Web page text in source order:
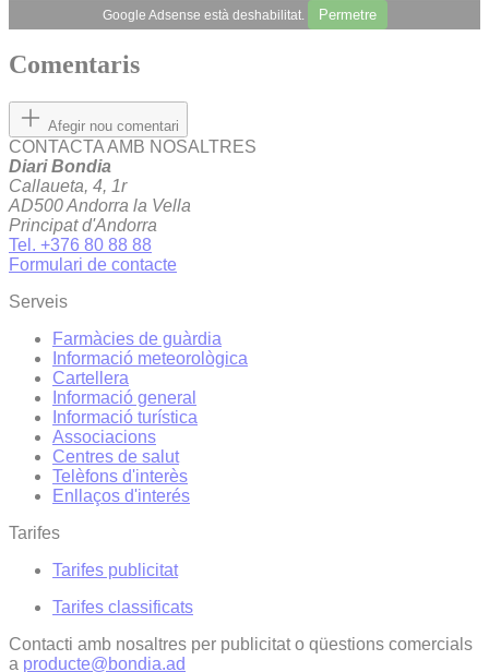
Google Adsense està deshabilitat. Permetre
Comentaris
Afegir nou comentari
CONTACTA AMB NOSALTRES
Diari Bondia
Callaueta, 4, 1r
AD500 Andorra la Vella
Principat d'Andorra
Tel. +376 80 88 88
Formulari de contacte
Serveis
Farmàcies de guàrdia
Informació meteorològica
Cartellera
Informació general
Informació turística
Associacions
Centres de salut
Telèfons d'interès
Enllaços d'interés
Tarifes
Tarifes publicitat
Tarifes classificats
Contacti amb nosaltres per publicitat o qüestions comercials
a producte@bondia.ad